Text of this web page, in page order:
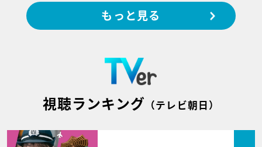
もっと見る
視聴ランキング （テレビ朝日）